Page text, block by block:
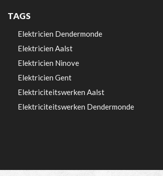
TAGS
Elektricien Dendermonde
Elektricien Aalst
Elektricien Ninove
Elektricien Gent
Elektriciteitswerken Aalst
Elektriciteitswerken Dendermonde